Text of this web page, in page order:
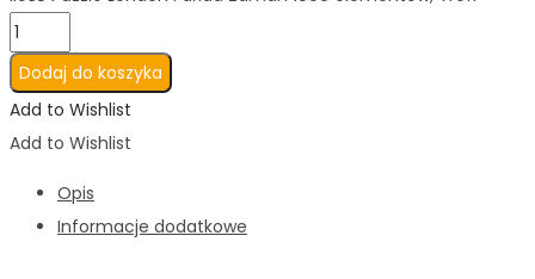
Dodaj do koszyka
Add to Wishlist
Add to Wishlist
Opis
Informacje dodatkowe